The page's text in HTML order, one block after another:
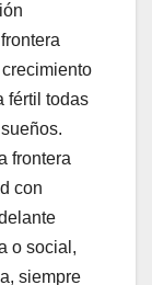
fértil todas
frontera
con
o social,
siempre